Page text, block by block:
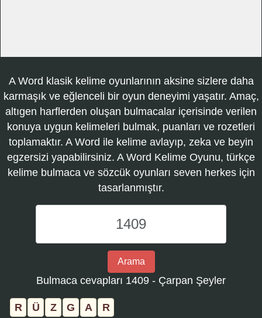
A Word klasik kelime oyunlarının aksine sizlere daha
karmaşık ve eğlenceli bir oyun deneyimi yaşatır. Amaç,
altıgen harflerden oluşan bulmacalar içerisinde verilen
konuya uygun kelimeleri bulmak, puanları ve rozetleri
toplamaktır. A Word ile kelime avlayıp, zeka ve beyin
egzersizi yapabilirsiniz. A Word Kelime Oyunu, türkçe
kelime bulmaca ve sözcük oyunları seven herkes için
tasarlanmıştır.
Word
Kelime
Oyunu
bulmaca
numarasını
Arama
Bulmaca cevapları 1409 - Çarpan Şeyler
R Ü Z G A
R